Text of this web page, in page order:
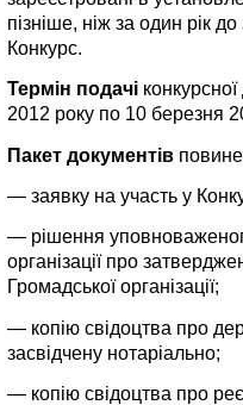
пізніше, ніж за один рік
Конкурс.
Термін подачі
2012 року по 10 березня
Пакет документів
— заявку на участь у
— рішення
організації про
Громадської організації;
— копію свідоцтва про
засвідчену нотаріально;
— копію свідоцтва про